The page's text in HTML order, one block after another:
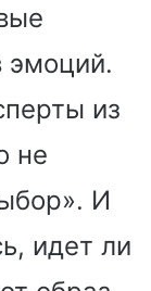
из
не
И
идет ли